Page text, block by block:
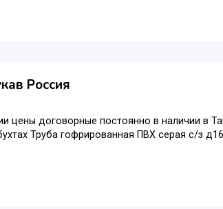
Россия
цены договорные постоянно в наличии в
Труба гофрированная ПВХ серая с/з